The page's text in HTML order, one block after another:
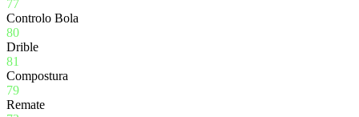
77
Controlo Bola
80
Drible
81
Compostura
79
Remate